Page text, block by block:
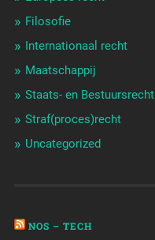
Filosofie
Internationaal recht
Maatschappij
Staats- en Bestuursrecht
Straf(proces)recht
Uncategorized
NOS – TECH